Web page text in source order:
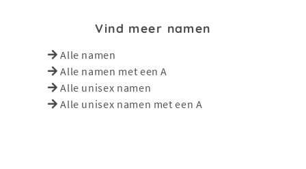
Vind meer namen
Alle namen
Alle namen met een A
Alle unisex namen
Alle unisex namen met een A